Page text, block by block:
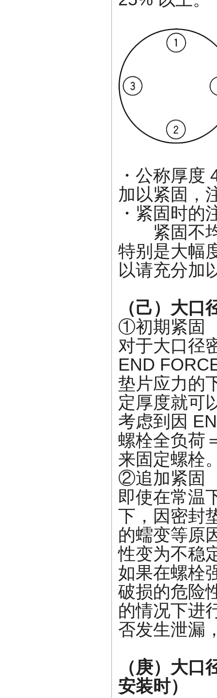
・公称厚度
加以紧固，
・紧固时的
紧固不均
特别是大幅
以请充分加
（己）大口
①初期紧固
对于大口径
END
垫片应力的
定厚度就可
考虑到因
螺栓全负荷
来固定螺栓
②追加紧固
即使在常温
下，因密封
的蠕变等原
性变为不稳
如果在螺栓
破损的危险
的情况下进
否发生泄漏
（庚）大
安装时）